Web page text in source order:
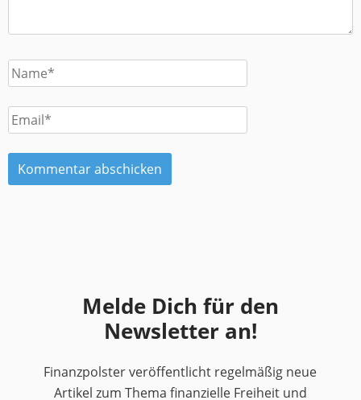
Melde Dich für den
Newsletter an!
Finanzpolster veröffentlicht regelmäßig neue
Artikel zum Thema finanzielle Freiheit und